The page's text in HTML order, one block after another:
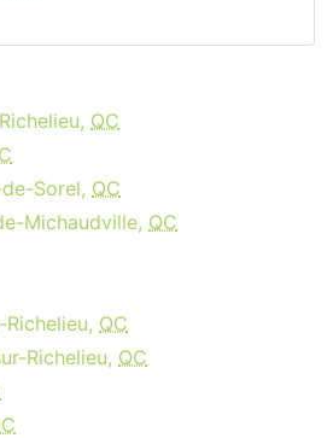
QC
Sorel, QC
Michaudville, QC
QC
Richelieu, QC